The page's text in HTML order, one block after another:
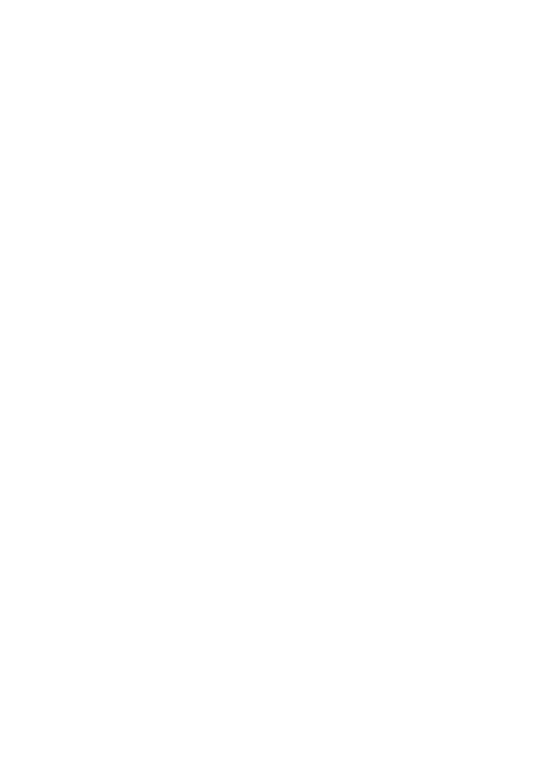
り終了されるまで有効に存続し
了させることができます。
きます。
及び消去するものとします。
of "commercial computer
End Users shall acquire the
chome, Ohta-ku, Tokyo 146-
す。